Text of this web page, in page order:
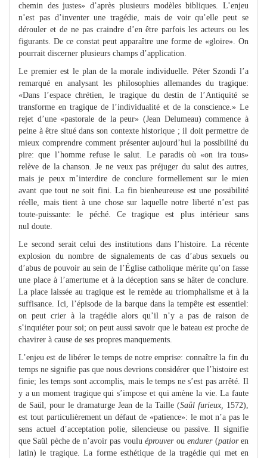
chemin des justes» d’après plusieurs modèles bibliques. L’enjeu
n’est pas d’inventer une tragédie, mais de voir qu’elle peut se
dérouler et de ne pas craindre d’en être parfois les acteurs ou les
figurants. De ce constat peut apparaître une forme de «gloire». On
pourrait discerner plusieurs champs d’application.
Le premier est le plan de la morale individuelle. Péter Szondi l’a
remarqué en analysant les philosophies allemandes du tragique:
«Dans l’espace chrétien, le tragique du destin de l’Antiquité se
transforme en tragique de l’individualité et de la conscience.» Le
rejet d’une «pastorale de la peur» (Jean Delumeau) commence à
peine à être situé dans son contexte historique ; il doit permettre de
mieux comprendre comment présenter aujourd’hui la possibilité du
pire: que l’homme refuse le salut. Le paradis où «on ira tous»
relève de la chanson. Je ne veux pas préjuger du salut des autres,
mais je peux m’interdire de conclure formellement sur le mien
avant que tout ne soit fini. La fin bienheureuse est une possibilité
réelle, mais tient à une chose sur laquelle notre liberté n’est pas
toute-puissante: le péché. Ce tragique est plus intérieur sans
nul doute.
Le second serait celui des institutions dans l’histoire. La récente
explosion du nombre de signalements de cas d’abus sexuels ou
d’abus de pouvoir au sein de l’Église catholique mérite qu’on fasse
une place à l’amertume et à la déception sans se hâter de conclure.
La place laissée au tragique est le remède au triomphalisme et à la
suffisance. Ici, l’épisode de la barque dans la tempête est essentiel:
on peut crier à la tragédie alors qu’il n’y a pas de raison de
s’inquiéter pour soi; on peut aussi savoir que le bateau est proche de
chavirer à cause de ses propres manquements.
L’enjeu est de libérer le temps de notre emprise: connaître la fin du
temps ne signifie pas que nous devrions considérer que l’histoire est
finie; les temps sont accomplis, mais le temps ne s’est pas arrêté. Il
y a un moment tragique qui s’impose et qui amène la vie. La faute
de Saül, pour le dramaturge Jean de la Taille (Saül furieux, 1572),
est tout particulièrement un défaut de «patience»: le mot n’a pas le
sens actuel d’acceptation polie, silencieuse ou passive. Il signifie
que Saül pèche de n’avoir pas vouluéprouver ouendurer (patioren
latin) le tragique. La forme esthétique de la tragédie qui met en